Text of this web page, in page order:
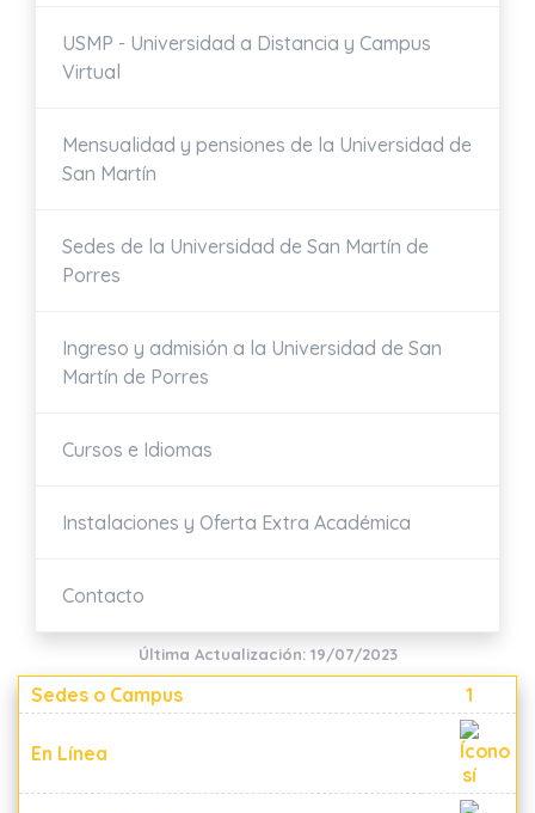
USMP - Universidad a Distancia y Campus
Virtual
Mensualidad y pensiones de la Universidad de
San Martín
Sedes de la Universidad de San Martín de
Porres
Ingreso y admisión a la Universidad de San
Martín de Porres
Cursos e Idiomas
Instalaciones y Oferta Extra Académica
Contacto
Última Actualización: 19/07/2023
Sedes o Campus 1
En Línea